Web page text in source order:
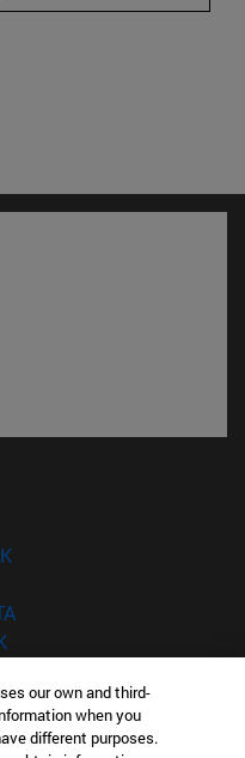
irekiko da)
(Beste leiho batean irekiko
batean irekiko da)
(Beste leiho batean irekiko
(Beste leiho batean irekiko
our own and third-
when you
different purposes.